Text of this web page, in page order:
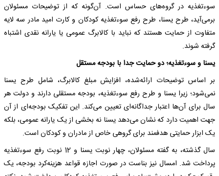
سوءتغذیه در گروه‌های حساس است. آن‌گونه که از توضیحات مسئولان
برمی‌آید، طرح یسنا، طرح رفع سوءتغذیه کودکان و کارت امید مادر سه لایه
متفاوت از حمایت هستند که نباید با کالابرگ عمومی یا یارانه نقدی اشتباه
گرفته شوند.
یسنا و سوءتغذیه؛ دو حمایت جدا با بودجه مستقل
بر اساس توضیحات ارائه‌شده، افزایش مبلغ کالابرگ، شامل طرح یسنا
نمی‌شود؛ زیرا یسنا و طرح رفع سوءتغذیه، بودجه مستقلی دارند و دولت هر
سال برای آن‌ها اعتبار جداگانه‌ای تعیین می‌کند. این تفکیک بودجه‌ای از آن
جهت اهمیت دارد که نشان می‌دهد یسنا نه بخشی از یک یارانه عمومی، بلکه
یک ابزار حمایتی هدفمند برای گروهی خاص از مادران و کودکان است.
سال گذشته، به گفته مسئولان، چهار نوبت یسنا و 12 نوبت رفع سوءتغذیه
پرداخت شد. امسال نیز بناست در صورت اجازه قواعد هزینه‌کرد بودجه، یک